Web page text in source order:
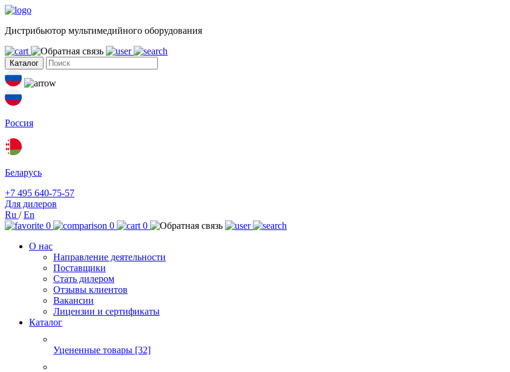
Дистрибьютор мультимедийного оборудования
Каталог
Россия
Беларусь
+7 495 640-75-57
Для дилеров
Ru /En
0
0
0
О нас
Направление деятельности
Поставщики
Стать дилером
Отзывы клиентов
Вакансии
Лицензии и сертификаты
Каталог
Уцененные товары [32]